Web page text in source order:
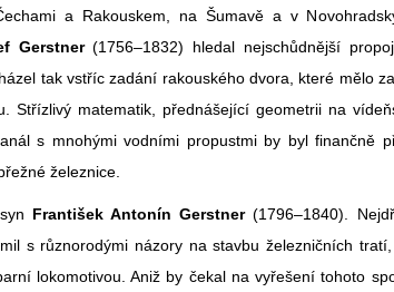
a Rakouskem, na Šumavě a v
Gerstner(1756–1832) hledal nejschůdnější
tak vstříc zadání rakouského dvora, které mělo
Střízlivý matematik, přednášející geometrii na
s mnohými vodními propustmi by byl finančně
železnice.
František Antonín Gerstner(1796–1840).
s různorodými názory na stavbu železničních
lokomotivou. Aniž by čekal na vyřešení tohoto